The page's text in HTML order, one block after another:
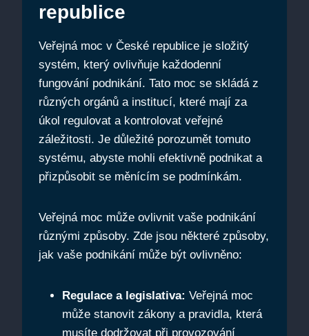
republice
Veřejná moc v České republice je složitý
systém, který ovlivňuje každodenní
fungování podnikání. Tato moc se skládá z
různých orgánů a institucí, které mají za
úkol regulovat a kontrolovat veřejné
záležitosti. Je důležité porozumět tomuto
systému, abyste mohli efektivně podnikat a
přizpůsobit se měnícím se podmínkám.
Veřejná moc může ovlivnit vaše podnikání
různými způsoby. Zde jsou některé způsoby,
jak vaše podnikání může být ovlivněno:
Regulace a legislativa: Veřejná moc
může stanovit zákony a pravidla, která
musíte dodržovat při provozování